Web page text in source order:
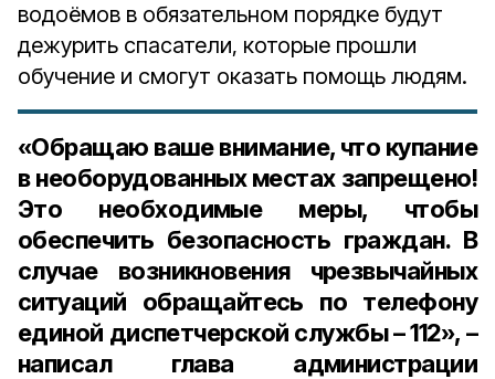
водоёмов в обязательном порядке будут
дежурить спасатели, которые прошли
обучение и смогут оказать помощь людям.
«Обращаю ваше внимание, что купание
в необорудованных местах запрещено!
Это необходимые меры, чтобы
обеспечить безопасность граждан. В
случае возникновения чрезвычайных
ситуаций обращайтесь по телефону
единой диспетчерской службы – 112», –
написал глава администрации